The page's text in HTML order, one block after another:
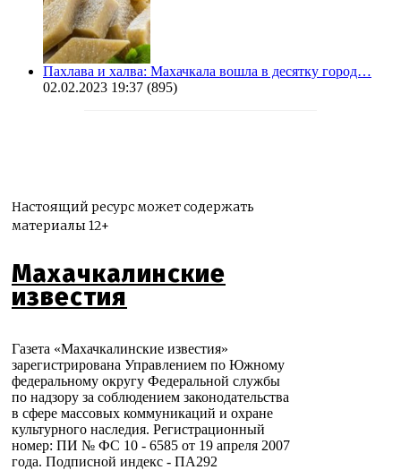
Пахлава и халва: Махачкала вошла в десятку город…
02.02.2023 19:37 (895)
Настоящий ресурс может содержать
материалы 12+
Махачкалинские
известия
Газета «Махачкалинские известия»
зарегистрирована Управлением по Южному
федеральному округу Федеральной службы
по надзору за соблюдением законодательства
в сфере массовых коммуникаций и охране
культурного наследия. Регистрационный
номер: ПИ № ФС 10 - 6585 от 19 апреля 2007
года. Подписной индекс - ПА292